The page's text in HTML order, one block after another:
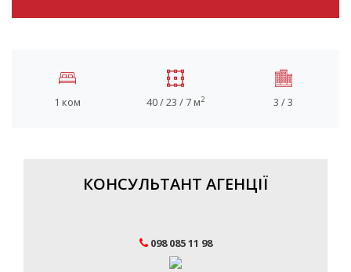
1 ком 40 / 23 / 7 м2 3 / 3
КОНСУЛЬТАНТ АГЕНЦІЇ
098 085 11 98